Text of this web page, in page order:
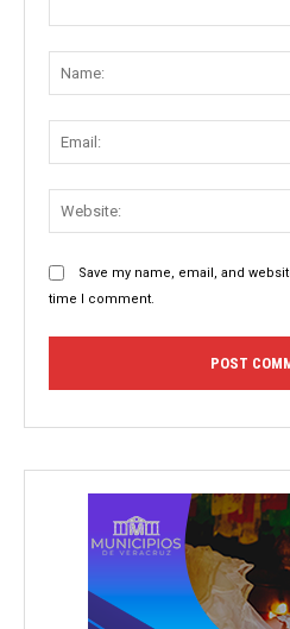
Save my name, email, and
time I comment.